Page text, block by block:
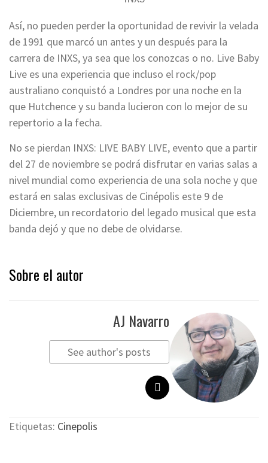
Así, no pueden perder la oportunidad de revivir la velada
de 1991 que marcó un antes y un después para la
carrera de INXS, ya sea que los conozcas o no. Live Baby
Live es una experiencia que incluso el rock/pop
australiano conquistó a Londres por una noche en la
que Hutchence y su banda lucieron con lo mejor de su
repertorio a la fecha.
No se pierdan INXS: LIVE BABY LIVE, evento que a partir
del 27 de noviembre se podrá disfrutar en varias salas a
nivel mundial como experiencia de una sola noche y que
estará en salas exclusivas de Cinépolis este 9 de
Diciembre, un recordatorio del legado musical que esta
banda dejó y que no debe de olvidarse.
Sobre el autor
AJ Navarro
See author's posts
Etiquetas: Cinepolis